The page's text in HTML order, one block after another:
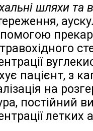
шляхи та
пацієнт, з
на
постійний
летких